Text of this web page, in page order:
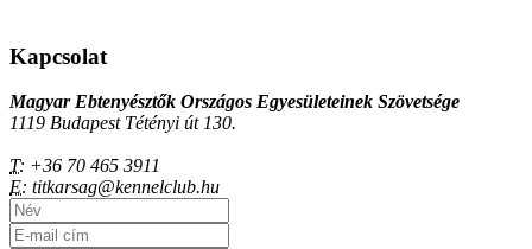
Kapcsolat
Magyar Ebtenyésztők Országos Egyesületeinek Szövetsége
1119 Budapest Tétényi út 130.
T: +36 70 465 3911
E: titkarsag@kennelclub.hu